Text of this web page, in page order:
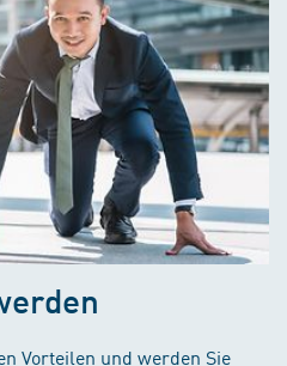
Vorteilen und werden Sie